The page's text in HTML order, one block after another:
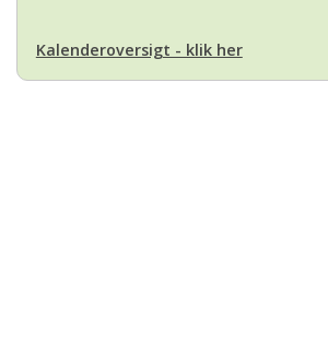
Kalenderoversigt - klik her